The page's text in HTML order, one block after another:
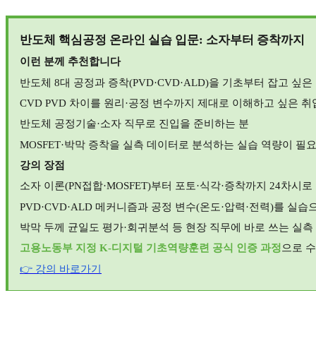
반도체 핵심공정 온라인 실습 입문: 소자부터 증착까지
이런 분께 추천합니다
반도체 8대 공정과 증착(PVD·CVD·ALD)을 기초부터 잡고 싶은
CVD PVD 차이를 원리 ·공정 변수까지 제대로 이해하고 싶은 취
반도체 공정기술·소자 직무로 진입을 준비하는 분
MOSFET·박막 증착을 실측 데이터로 분석하는 실습 역량이 필
강의 장점
소자 이론(PN접합·MOSFET)부터 포토·식각·증착까지 24차시로
PVD·CVD·ALD 메커니즘과 공정 변수(온도·압력·전력)를 실습
박막 두께 균일도 평가·회귀분석 등 현장 직무에 바로 쓰는 실
고용노동부 지정 K-디지털 기초역량훈련 공식 인증 과정으로
👉 강의 바로가기